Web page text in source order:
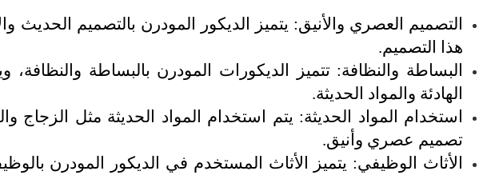
التصميم العصري والأنيق: يتميز الديكور المودرن بالتصميم الحديث
هذا التصميم.
البساطة والنظافة: تتميز الديكورات المودرن بالبساطة
الهادئة والمواد الحديثة.
استخدام المواد الحديثة: يتم استخدام المواد الحديثة مثل الزجاج
تصميم عصري وأنيق.
الأثاث الوظيفي: يتميز الأثاث المستخدم في الديكور المودرن